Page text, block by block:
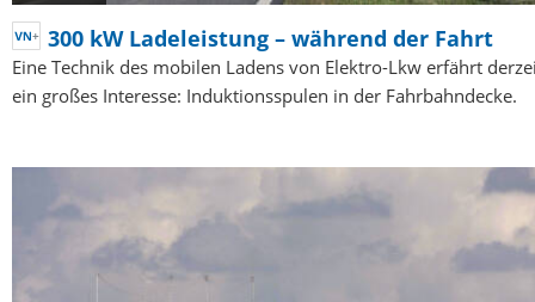
300 kW Ladeleistung – während der Fahrt
Eine Technik des mobilen Ladens von Elektro-Lkw erfährt
ein großes Interesse: Induktionsspulen in der Fahrbahndecke.